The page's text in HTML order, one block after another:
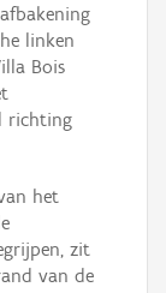
linken
Bois
richting
het
zit
van de